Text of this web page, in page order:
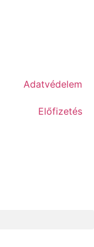
Adatvédelem
Előfizetés